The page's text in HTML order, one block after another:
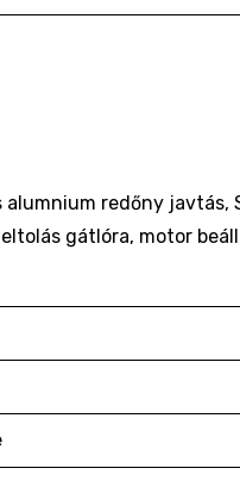
alumnium redőny
gátlóra, motor